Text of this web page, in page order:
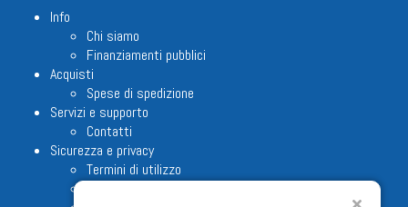
Info
Chi siamo
Finanziamenti pubblici
Acquisti
Spese di spedizione
Servizi e supporto
Contatti
Sicurezza e privacy
Termini di utilizzo